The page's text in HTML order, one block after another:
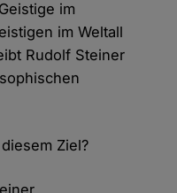
im
im Weltall
Rudolf Steiner
Ziel?